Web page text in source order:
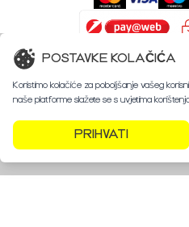
2024
POSTAVKE KOLAČIĆA
Koristimo kolačiće za poboljšanje vašeg
naše platforme slažete se s uvjetima
PRIHVATI